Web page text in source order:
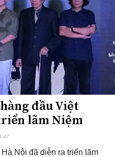
đầu Việt
lãm Niệm
Nội đã diễn ra triển lãm